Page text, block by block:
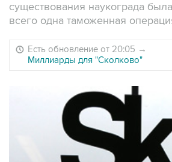
существования наукограда
всего одна таможенная
Есть обновление от 20:05 →
Миллиарды для "Сколково"